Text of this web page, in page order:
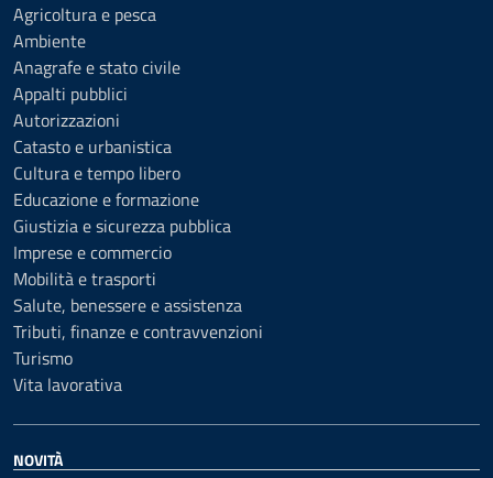
Agricoltura e pesca
Ambiente
Anagrafe e stato civile
Appalti pubblici
Autorizzazioni
Catasto e urbanistica
Cultura e tempo libero
Educazione e formazione
Giustizia e sicurezza pubblica
Imprese e commercio
Mobilità e trasporti
Salute, benessere e assistenza
Tributi, finanze e contravvenzioni
Turismo
Vita lavorativa
NOVITÀ